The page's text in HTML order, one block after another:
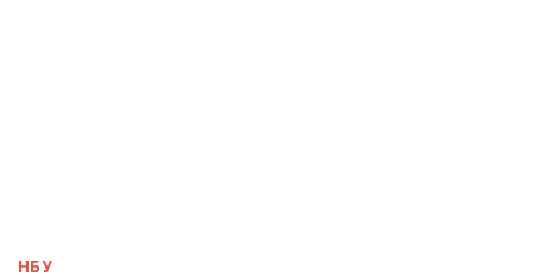
НБУ